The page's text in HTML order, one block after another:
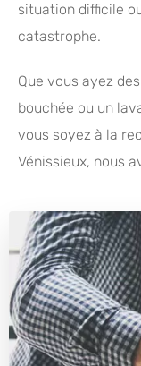
situation difficile
catastrophe.
Que vous ayez
bouchée ou un
vous soyez à la
Vénissieux, nous